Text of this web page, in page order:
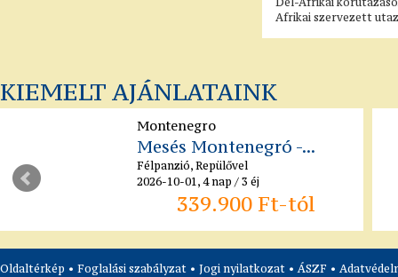
Afrikai szervezett
KIEMELT AJÁNLATAINK
Montenegro
Mesés Montenegró -...
Félpanzió, Repülővel
2026-10-01, 4 nap / 3 éj
339.900 Ft-tól
Oldaltérkép • Foglalási szabályzat • Jogi nyilatkozat • ÁSZF •